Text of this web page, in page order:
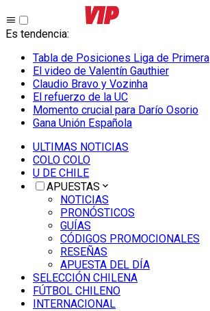
Es tendencia:
Tabla de Posiciones Liga de Primera
El video de Valentín Gauthier
Claudio Bravo y Vozinha
El refuerzo de la UC
Momento crucial para Darío Osorio
Gana Unión Española
ULTIMAS NOTICIAS
COLO COLO
U DE CHILE
APUESTAS
NOTICIAS
PRONÓSTICOS
GUÍAS
CÓDIGOS PROMOCIONALES
RESEÑAS
APUESTA DEL DÍA
SELECCIÓN CHILENA
FÚTBOL CHILENO
INTERNACIONAL